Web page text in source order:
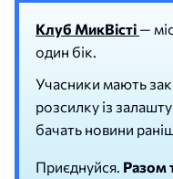
Клуб МикВісті —
один бік.
Учасники мають
розсилку із
бачать новини
Приєднуйся. Разом